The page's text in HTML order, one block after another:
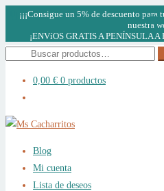
¡¡¡Consigue un 5% de descuento
nuestra
¡ENVíOS GRATIS A PENÍNSULA
0,00 € 0 productos
Ir
navegación
Ir
contenido
Blog
Mi cuenta
Lista de deseos